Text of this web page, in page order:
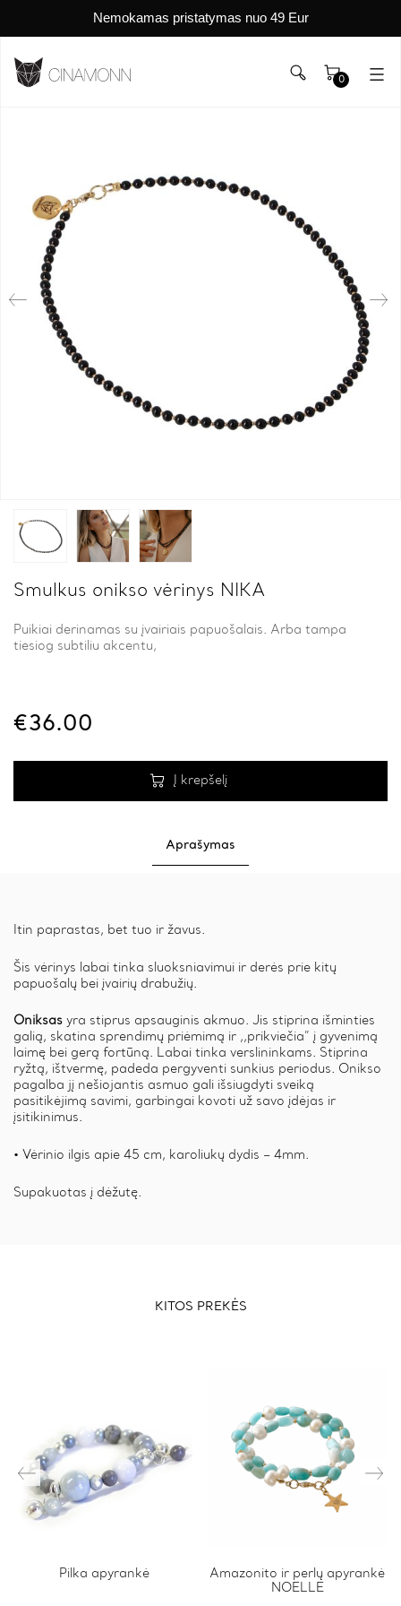
Nemokamas pristatymas nuo 49 Eur
0
Smulkus onikso vėrinys NIKA
€36.00
Puikiai derinamas su įvairiais papuošalais. Arba tampa
tiesiog subtiliu akcentu,
Į krepšelį
Aprašymas
Itin paprastas, bet tuo ir žavus.
Šis vėrinys labai tinka sluoksniavimui ir derės prie kitų
papuošalų bei įvairių drabužių.
Oniksas yra stiprus apsauginis akmuo. Jis stiprina išminties
galią, skatina sprendimų priėmimą ir ,,prikviečia” į gyvenimą
laimę bei gerą fortūną. Labai tinka verslininkams. Stiprina
ryžtą, ištvermę, padeda pergyventi sunkius periodus. Onikso
pagalba jį nešiojantis asmuo gali išsiugdyti sveiką
pasitikėjimą savimi, garbingai kovoti už savo įdėjas ir
įsitikinimus.
• Vėrinio ilgis apie 45 cm, karoliukų dydis – 4mm.
Supakuotas į dėžutę.
KITOS PREKĖS
Pilka apyrankė
Amazonito ir perlų apyrankė
NOELLE